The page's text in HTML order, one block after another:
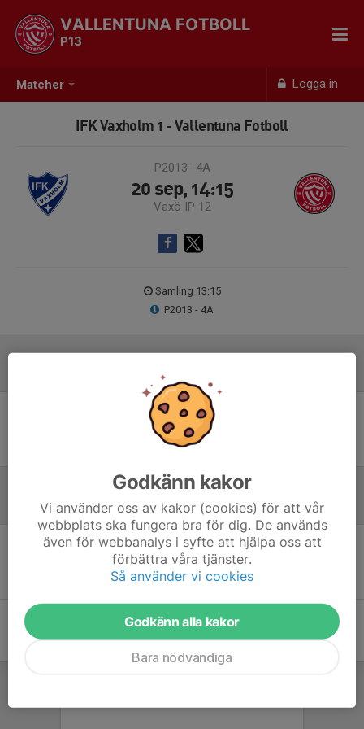
Matcher Logga in
VALLENTUNA FOTBOLL
P13
IFK Vaxholm 1 - Vallentuna Fotboll
P2013- 4A
20 sep, 14:15
Vaxö IP 12
Samling 13:15
P2013 - 4A
Ingen uppställning ifylld
Inför match
Inget skrivet
Godkänn kakor
Vi använder oss av kakor (cookies) för att vår
webbplats ska fungera bra för dig. De används
även för webbanalys i syfte att hjälpa oss att
förbättra våra tjänster.
Så använder vi cookies
Godkänn alla kakor
Bara nödvändiga